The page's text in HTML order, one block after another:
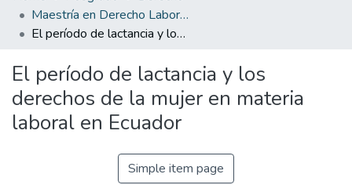
All of DSpace
Statistics
Estadísticas Externas
Maestría en Derecho Laboral y Seguridad Social
El período de lactancia y los derechos de la mujer en materia laboral en Ecuador
El período de lactancia y los
derechos de la mujer en materia
laboral en Ecuador
Simple item page